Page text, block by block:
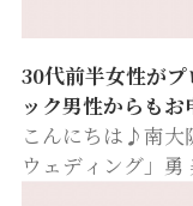
30代前半女性が
ック男性からも
談所ジュノリアウ
こんにちは♪南大
ウェディング」勇